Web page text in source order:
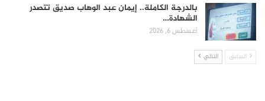
بالدرجة الكاملة.. إيمان عبد الوهاب صديق تتصدر
الشهادة…
أغسطس 6, 2026
السابق التالي